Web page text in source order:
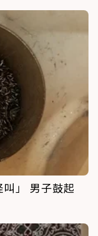
」 男子鼓起